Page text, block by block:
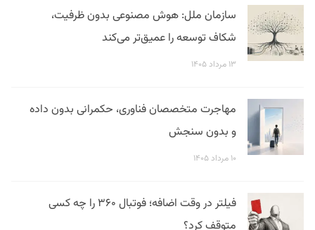
سازمان ملل: هوش مصنوعی بدون ظرفیت،
شکاف توسعه را عمیق‌تر می‌کند
۱۳ مرداد ۱۴۰۵
مهاجرت متخصصان فناوری، حکمرانی بدون داده
و بدون سنجش
۱۰ مرداد ۱۴۰۵
فیلتر در وقت اضافه؛ فوتبال ۳۶۰ را چه کسی
متوقف کرد؟